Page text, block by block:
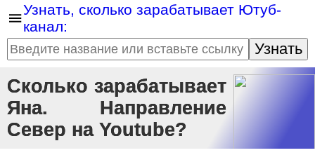
Узнать, сколько зарабатывает Ютуб-
канал:
Узнать
Сколько зарабатывает
Яна. Направление
Север на Youtube?